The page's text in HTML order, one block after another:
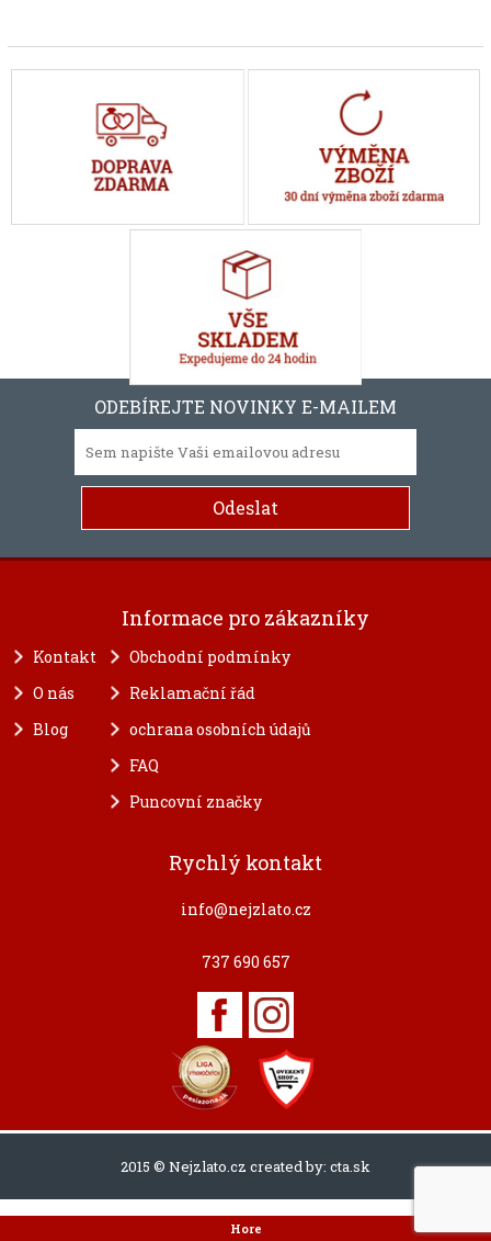
ODEBÍREJTE NOVINKY E-MAILEM
Informace pro zákazníky
Kontakt
O nás
Blog
Obchodní podmínky
Reklamační řád
ochrana osobních údajů
FAQ
Puncovní značky
Rychlý kontakt
info@nejzlato.cz
737 690 657
2015 © Nejzlato.cz created by: cta.sk
Hore